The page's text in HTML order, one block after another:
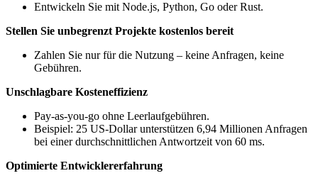
Entwickeln Sie mit Node.js, Python, Go oder Rust.
Stellen Sie unbegrenzt Projekte kostenlos bereit
Zahlen Sie nur für die Nutzung – keine Anfragen, keine
Gebühren.
Unschlagbare Kosteneffizienz
Pay-as-you-go ohne Leerlaufgebühren.
Beispiel: 25 US-Dollar unterstützen 6,94 Millionen Anfragen
bei einer durchschnittlichen Antwortzeit von 60 ms.
Optimierte Entwicklererfahrung